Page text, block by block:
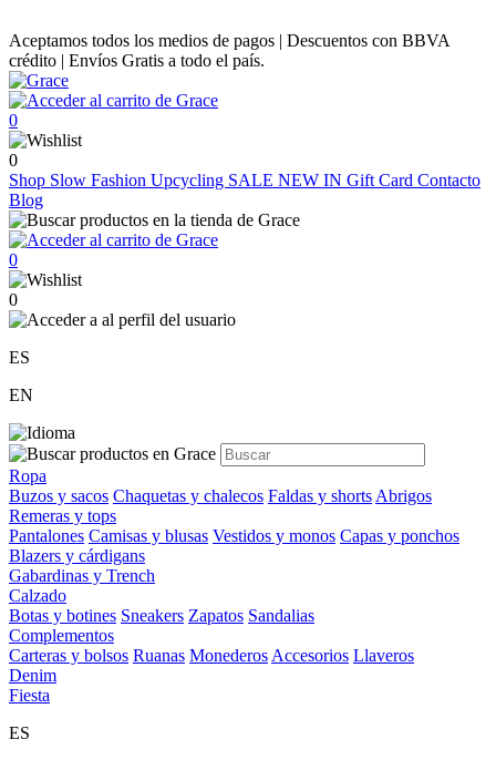
Aceptamos todos los medios de pagos | Descuentos con BBVA
crédito | Envíos Gratis a todo el país.
0
0
Shop Slow Fashion Upcycling SALE NEW IN Gift Card Contacto
Blog
0
0
ES
EN
Ropa
Buzos y sacos Chaquetas y chalecos Faldas y shorts Abrigos
Remeras y tops
Pantalones Camisas y blusas Vestidos y monos Capas y ponchos
Blazers y cárdigans
Gabardinas y Trench
Calzado
Botas y botines Sneakers Zapatos Sandalias
Complementos
Carteras y bolsos Ruanas Monederos Accesorios Llaveros
Denim
Fiesta
ES